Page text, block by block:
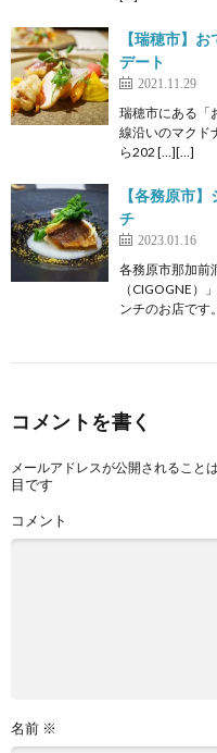
【瑞穂市】
デート
2021.11.29
瑞穂市にある「
線沿いのマクド
ら202 […][…]
【各務原市
チ
2023.01.16
各務原市那加前
（CIGOGNE）
ンチのお店で
コメントを書く
メールアドレスが公開されること
目です
コメント
名前 ※